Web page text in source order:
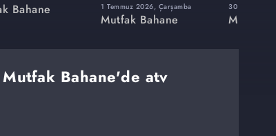
Bahane 1 Temmuz 2026, Çarşamba
Mutfak Bahane
30 Haziran
Mutfak
Bahane'de atv